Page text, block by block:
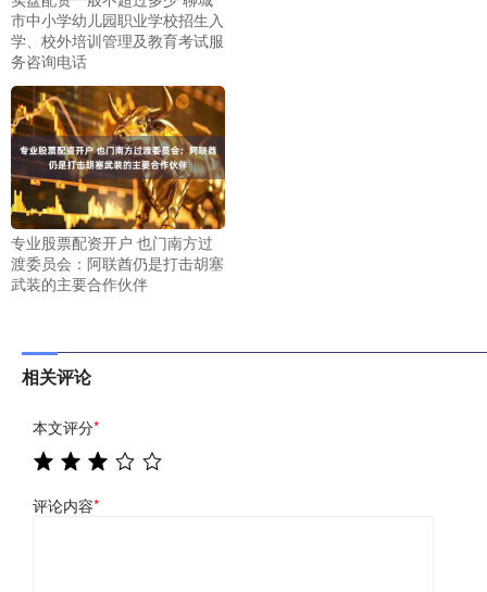
市中小学幼儿园职业学校招生入
学、校外培训管理及教育考试服
务咨询电话
专业股票配资开户 也门南方过
渡委员会：阿联酋仍是打击胡塞
武装的主要合作伙伴
相关评论
本文评分*
评论内容*